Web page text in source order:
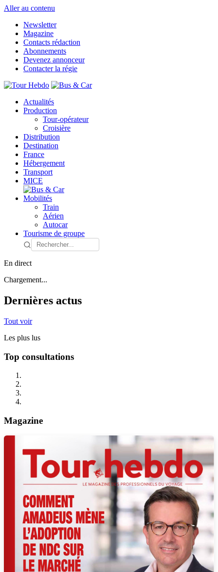
Aller au contenu
Newsletter
Magazine
Contacts rédaction
Abonnements
Devenez annonceur
Contacter la régie
Actualités
Production
Tour-opérateur
Croisière
Distribution
Destination
France
Hébergement
Transport
MICE
Mobilités
Train
Aérien
Autocar
Tourisme de groupe
En direct
Chargement...
Dernières actus
Tout voir
Les plus lus
Top consultations
Magazine